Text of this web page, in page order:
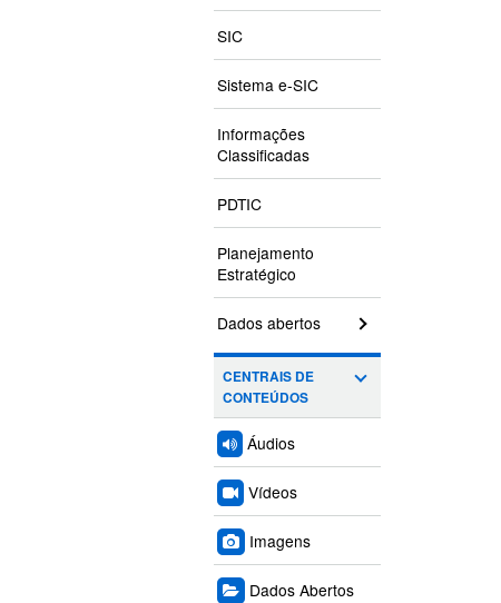
SIC
Sistema e-SIC
Informações
Classificadas
PDTIC
Planejamento
Estratégico
Dados abertos
CENTRAIS DE
CONTEÚDOS
Áudios
Vídeos
Imagens
Dados Abertos